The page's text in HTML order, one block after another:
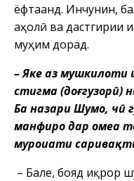
ёфтаанд. Инчунин,
аҳолӣ ва дастгирии
муҳим дорад.
– Яке аз мушкилоти
стигма (доғгузорӣ)
Ба назари Шумо, чӣ
манфиро дар ҷомеа
муроҷиати
– Бале, бояд иқрор